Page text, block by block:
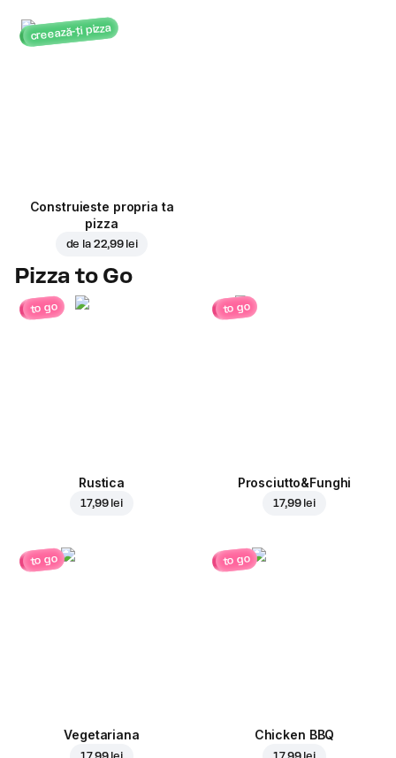
creează-ți pizza
Construieste propria ta
pizza
de la 22,99 lei
Pizza to Go
to go
Rustica
17,99 lei
to go
Prosciutto&Funghi
17,99 lei
to go
Vegetariana
to go
Chicken BBQ